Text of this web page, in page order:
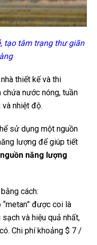
tạo tâm trạng thư giãn
thiết kế và thi
chứa nước nóng, tuần
nhiệt độ.
sử dụng một nguồn
lượng để giúp tiết
nguồn năng lượng
cách:
được coi là
và hiệu quả nhất,
Chi phí khoảng $ 7 /